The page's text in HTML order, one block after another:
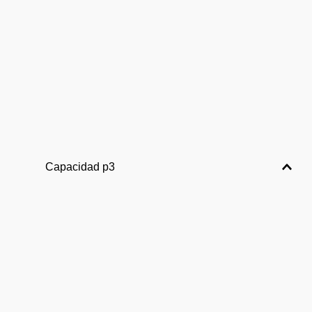
Capacidad p3